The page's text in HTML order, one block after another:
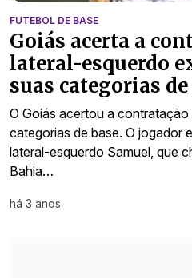
FUTEBOL DE BASE
Goiás acerta a
lateral-esquerdo
suas categorias de
O Goiás acertou a contratação
categorias de base. O jogador
lateral-esquerdo Samuel, que
Bahia…
há 3 anos